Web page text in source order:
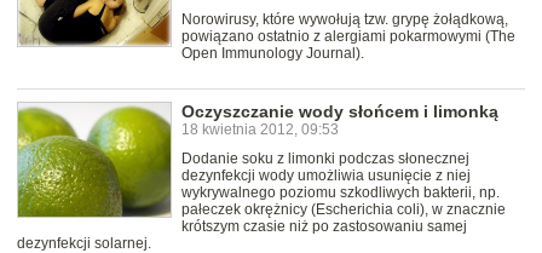
Norowirusy, które wywołują tzw. grypę żołądkową,
powiązano ostatnio z alergiami pokarmowymi (The
Open Immunology Journal).
Oczyszczanie wody słońcem i limonką
18 kwietnia 2012, 09:53
Dodanie soku z limonki podczas słonecznej
dezynfekcji wody umożliwia usunięcie z niej
wykrywalnego poziomu szkodliwych bakterii, np.
pałeczek okrężnicy (Escherichia coli), w znacznie
krótszym czasie niż po zastosowaniu samej
dezynfekcji solarnej.